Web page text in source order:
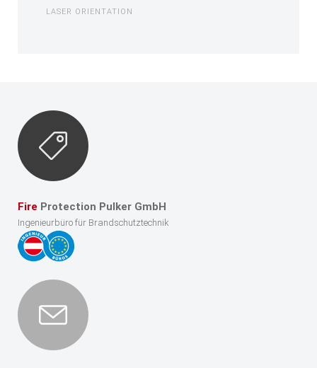
LASER ORIENTATION
Fire Protection Pulker GmbH
Ingenieurbüro für Brandschutztechnik